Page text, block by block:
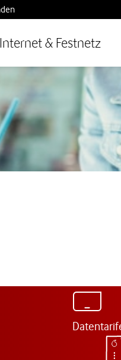
Internet & Festnetz